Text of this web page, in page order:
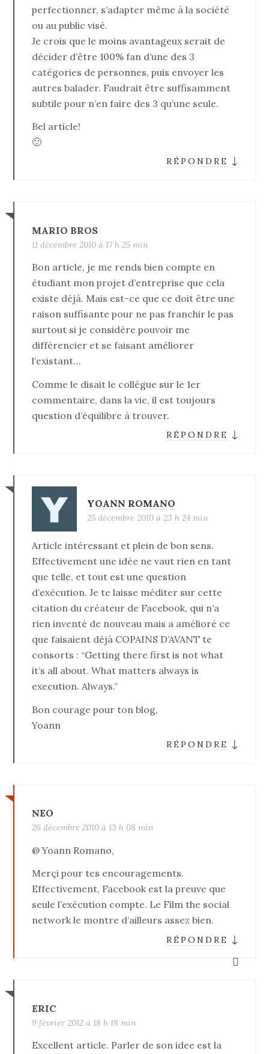
perfectionner, s’adapter même à la société
ou au public visé.
Je crois que le moins avantageux serait de
décider d’être 100% fan d’une des 3
catégories de personnes, puis envoyer les
autres balader. Faudrait être suffisamment
subtile pour n’en faire des 3 qu’une seule.
Bel article!
🙂
RÉPONDRE ↓
MARIO BROS
11 décembre 2010 à 17 h 25 min
Bon article, je me rends bien compte en
étudiant mon projet d’entreprise que cela
existe déjà. Mais est-ce que ce doit être une
raison suffisante pour ne pas franchir le pas
surtout si je considère pouvoir me
différencier et se faisant améliorer
l’existant…
Comme le disait le collègue sur le 1er
commentaire, dans la vie, il est toujours
question d’équilibre à trouver.
RÉPONDRE ↓
YOANN ROMANO
25 décembre 2010 à 23 h 24 min
Article intéressant et plein de bon sens.
Effectivement une idée ne vaut rien en tant
que telle, et tout est une question
d’exécution. Je te laisse méditer sur cette
citation du créateur de Facebook, qui n’a
rien inventé de nouveau mais a amélioré ce
que faisaient déjà COPAINS D’AVANT te
consorts : “Getting there first is not what
it’s all about. What matters always is
execution. Always.”
Bon courage pour ton blog,
Yoann
RÉPONDRE ↓
NEO
26 décembre 2010 à 13 h 08 min
@ Yoann Romano,
Merçi pour tes encouragements.
Effectivement, Facebook est la preuve que
seule l’exécution compte. Le Film the social
network le montre d’ailleurs assez bien.
RÉPONDRE ↓
ERIC
9 février 2012 à 18 h 18 min
Excellent article. Parler de son idee est la